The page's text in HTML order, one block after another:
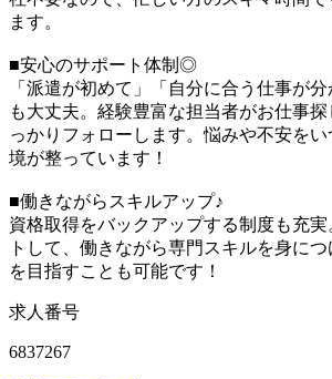
ます。
■安心のサポート体制◎
「派遣が初めて」「自分に合う仕事が
も大丈夫。経験豊富な担当者がお仕事
っかりフォローします。悩みや不安を
境が整っています！
■働きながらスキルアップ♪
資格取得をバックアップする制度も充
トして、働きながら専門スキルを身に
を目指すことも可能です！
求人番号
6837267